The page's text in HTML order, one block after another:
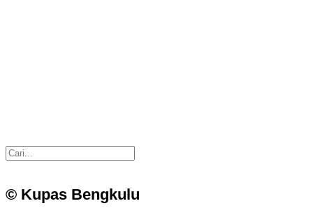
© Kupas Bengkulu